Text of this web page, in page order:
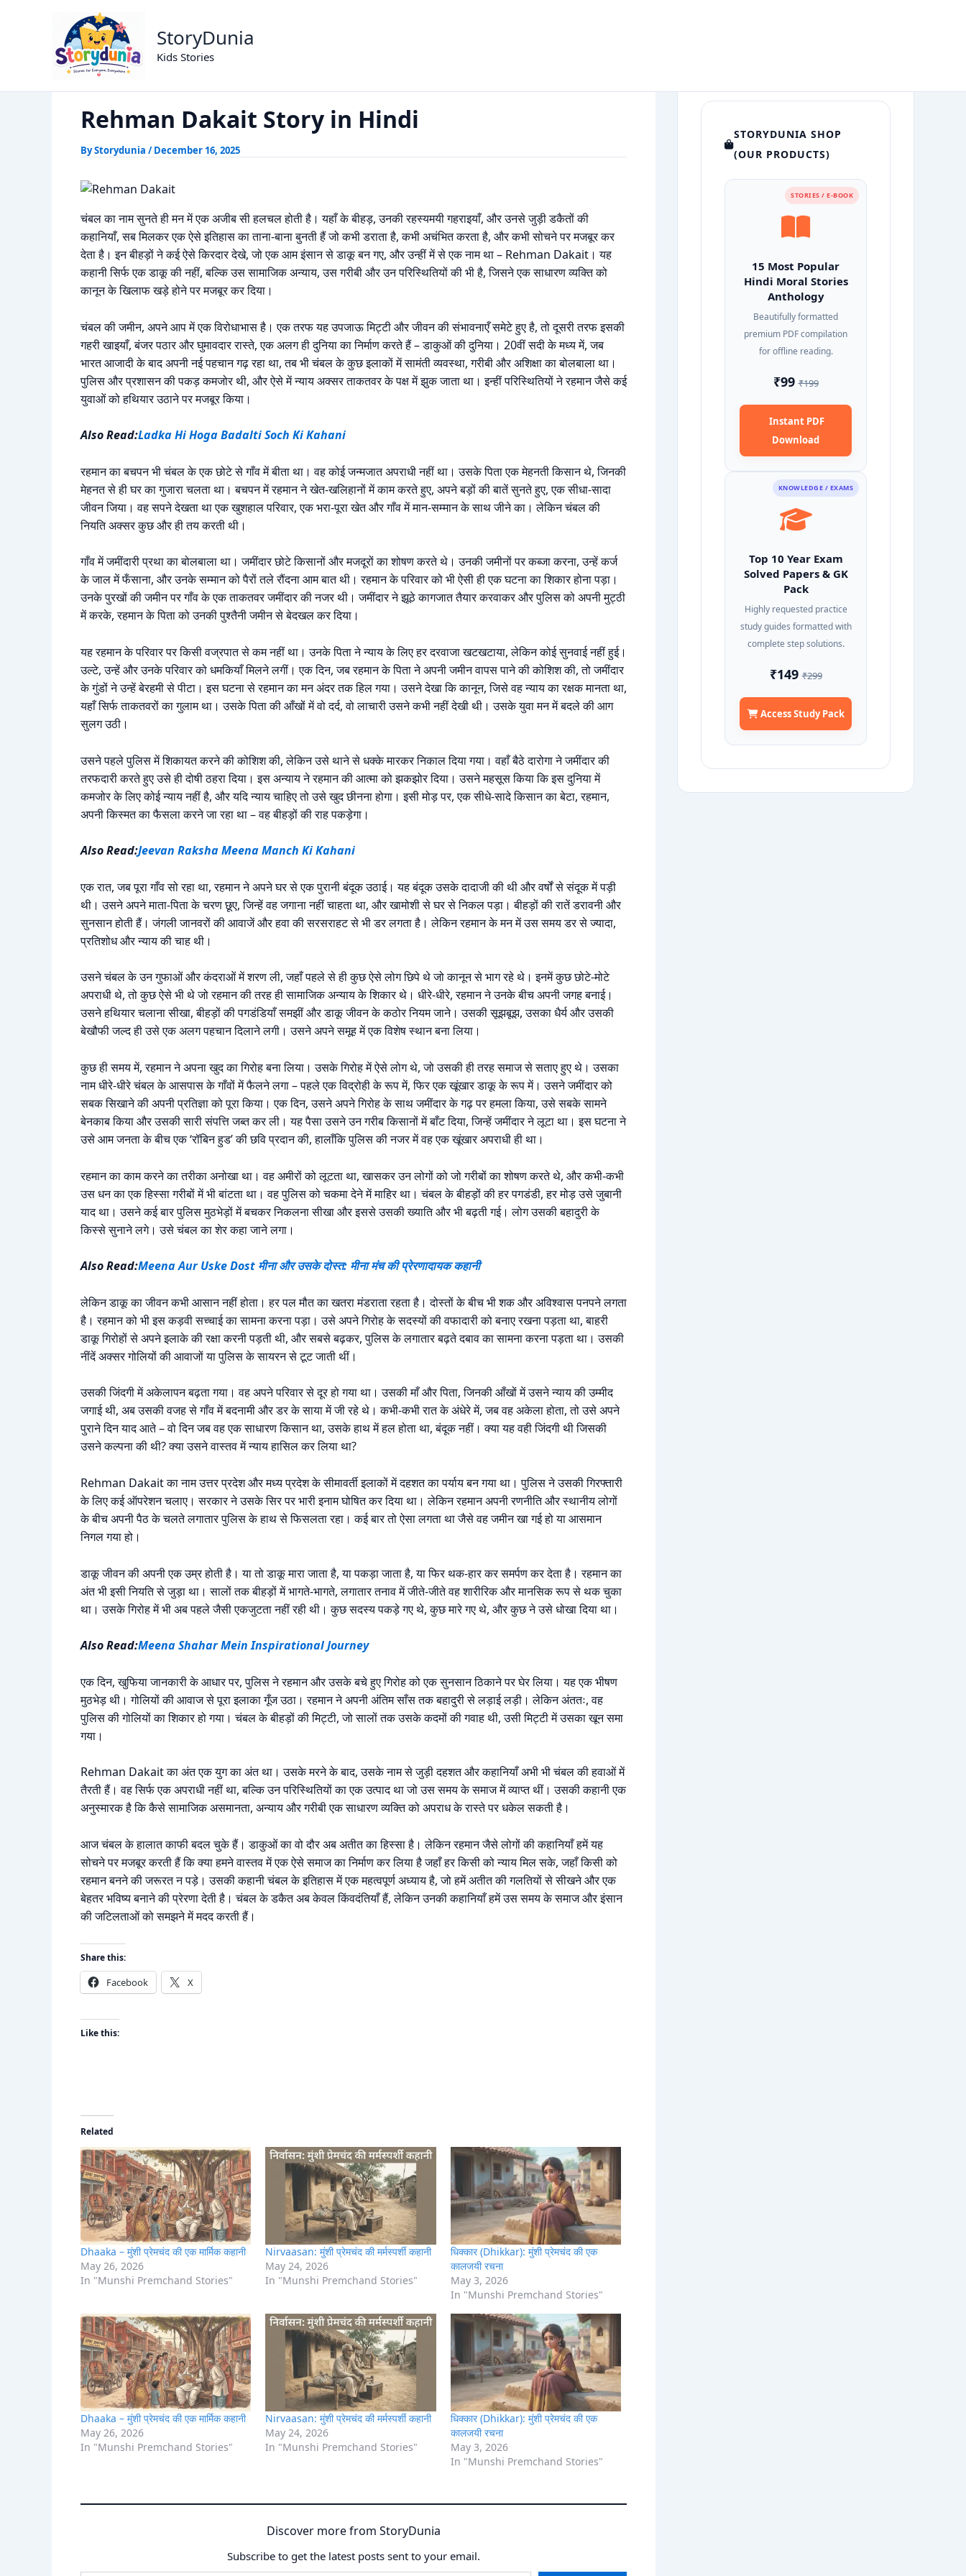
StoryDunia
Kids Stories
Home Dark Story
Rehman Dakait Story in Hindi
ByStorydunia /December 16, 2025
चंबल का नाम सुनते ही मन में एक अजीब सी हलचल होती है। यहाँ के बीहड़, उनकी रहस्यमयी गहराइयाँ, और उनसे जुड़ी डकैतों की
कहानियाँ, सब मिलकर एक ऐसे इतिहास का ताना-बाना बुनती हैं जो कभी डराता है, कभी अचंभित करता है, और कभी सोचने पर मजबूर कर
देता है। इन बीहड़ों ने कई ऐसे किरदार देखे, जो एक आम इंसान से डाकू बन गए, और उन्हीं में से एक नाम था – Rehman Dakait। यह
कहानी सिर्फ एक डाकू की नहीं, बल्कि उस सामाजिक अन्याय, उस गरीबी और उन परिस्थितियों की भी है, जिसने एक साधारण व्यक्ति को
कानून के खिलाफ खड़े होने पर मजबूर कर दिया।
चंबल की जमीन, अपने आप में एक विरोधाभास है। एक तरफ यह उपजाऊ मिट्टी और जीवन की संभावनाएँ समेटे हुए है, तो दूसरी तरफ इसकी
गहरी खाइयाँ, बंजर पठार और घुमावदार रास्ते, एक अलग ही दुनिया का निर्माण करते हैं – डाकुओं की दुनिया। 20वीं सदी के मध्य में, जब
भारत आजादी के बाद अपनी नई पहचान गढ़ रहा था, तब भी चंबल के कुछ इलाकों में सामंती व्यवस्था, गरीबी और अशिक्षा का बोलबाला था।
पुलिस और प्रशासन की पकड़ कमजोर थी, और ऐसे में न्याय अक्सर ताकतवर के पक्ष में झुक जाता था। इन्हीं परिस्थितियों ने रहमान जैसे कई
युवाओं को हथियार उठाने पर मजबूर किया।
Also Read:Ladka Hi Hoga Badalti Soch Ki Kahani
रहमान का बचपन भी चंबल के एक छोटे से गाँव में बीता था। वह कोई जन्मजात अपराधी नहीं था। उसके पिता एक मेहनती किसान थे, जिनकी
मेहनत से ही घर का गुजारा चलता था। बचपन में रहमान ने खेत-खलिहानों में काम करते हुए, अपने बड़ों की बातें सुनते हुए, एक सीधा-सादा
जीवन जिया। वह सपने देखता था एक खुशहाल परिवार, एक भरा-पूरा खेत और गाँव में मान-सम्मान के साथ जीने का। लेकिन चंबल की
नियति अक्सर कुछ और ही तय करती थी।
गाँव में जमींदारी प्रथा का बोलबाला था। जमींदार छोटे किसानों और मजदूरों का शोषण करते थे। उनकी जमीनों पर कब्जा करना, उन्हें कर्ज
के जाल में फँसाना, और उनके सम्मान को पैरों तले रौंदना आम बात थी। रहमान के परिवार को भी ऐसी ही एक घटना का शिकार होना पड़ा।
उनके पुरखों की जमीन पर गाँव के एक ताकतवर जमींदार की नजर थी। जमींदार ने झूठे कागजात तैयार करवाकर और पुलिस को अपनी मुट्ठी
में करके, रहमान के पिता को उनकी पुश्तैनी जमीन से बेदखल कर दिया।
यह रहमान के परिवार पर किसी वज्रपात से कम नहीं था। उनके पिता ने न्याय के लिए हर दरवाजा खटखटाया, लेकिन कोई सुनवाई नहीं हुई।
उल्टे, उन्हें और उनके परिवार को धमकियाँ मिलने लगीं। एक दिन, जब रहमान के पिता ने अपनी जमीन वापस पाने की कोशिश की, तो जमींदार
के गुंडों ने उन्हें बेरहमी से पीटा। इस घटना से रहमान का मन अंदर तक हिल गया। उसने देखा कि कानून, जिसे वह न्याय का रक्षक मानता था,
यहाँ सिर्फ ताकतवरों का गुलाम था। उसके पिता की आँखों में वो दर्द, वो लाचारी उसने कभी नहीं देखी थी। उसके युवा मन में बदले की आग
सुलग उठी।
उसने पहले पुलिस में शिकायत करने की कोशिश की, लेकिन उसे थाने से धक्के मारकर निकाल दिया गया। वहाँ बैठे दारोगा ने जमींदार की
तरफदारी करते हुए उसे ही दोषी ठहरा दिया। इस अन्याय ने रहमान की आत्मा को झकझोर दिया। उसने महसूस किया कि इस दुनिया में
कमजोर के लिए कोई न्याय नहीं है, और यदि न्याय चाहिए तो उसे खुद छीनना होगा। इसी मोड़ पर, एक सीधे-सादे किसान का बेटा, रहमान,
अपनी किस्मत का फैसला करने जा रहा था – वह बीहड़ों की राह पकड़ेगा।
Also Read:Jeevan Raksha Meena Manch Ki Kahani
एक रात, जब पूरा गाँव सो रहा था, रहमान ने अपने घर से एक पुरानी बंदूक उठाई। यह बंदूक उसके दादाजी की थी और वर्षों से संदूक में पड़ी
थी। उसने अपने माता-पिता के चरण छूए, जिन्हें वह जगाना नहीं चाहता था, और खामोशी से घर से निकल पड़ा। बीहड़ों की रातें डरावनी और
सुनसान होती हैं। जंगली जानवरों की आवाजें और हवा की सरसराहट से भी डर लगता है। लेकिन रहमान के मन में उस समय डर से ज्यादा,
प्रतिशोध और न्याय की चाह थी।
उसने चंबल के उन गुफाओं और कंदराओं में शरण ली, जहाँ पहले से ही कुछ ऐसे लोग छिपे थे जो कानून से भाग रहे थे। इनमें कुछ छोटे-मोटे
अपराधी थे, तो कुछ ऐसे भी थे जो रहमान की तरह ही सामाजिक अन्याय के शिकार थे। धीरे-धीरे, रहमान ने उनके बीच अपनी जगह बनाई।
उसने हथियार चलाना सीखा, बीहड़ों की पगडंडियाँ समझीं और डाकू जीवन के कठोर नियम जाने। उसकी सूझबूझ, उसका धैर्य और उसकी
बेखौफी जल्द ही उसे एक अलग पहचान दिलाने लगी। उसने अपने समूह में एक विशेष स्थान बना लिया।
कुछ ही समय में, रहमान ने अपना खुद का गिरोह बना लिया। उसके गिरोह में ऐसे लोग थे, जो उसकी ही तरह समाज से सताए हुए थे। उसका
नाम धीरे-धीरे चंबल के आसपास के गाँवों में फैलने लगा – पहले एक विद्रोही के रूप में, फिर एक खूंखार डाकू के रूप में। उसने जमींदार को
सबक सिखाने की अपनी प्रतिज्ञा को पूरा किया। एक दिन, उसने अपने गिरोह के साथ जमींदार के गढ़ पर हमला किया, उसे सबके सामने
बेनकाब किया और उसकी सारी संपत्ति जब्त कर ली। यह पैसा उसने उन गरीब किसानों में बाँट दिया, जिन्हें जमींदार ने लूटा था। इस घटना ने
उसे आम जनता के बीच एक ‘रॉबिन हुड’ की छवि प्रदान की, हालाँकि पुलिस की नजर में वह एक खूंखार अपराधी ही था।
रहमान का काम करने का तरीका अनोखा था। वह अमीरों को लूटता था, खासकर उन लोगों को जो गरीबों का शोषण करते थे, और कभी-कभी
उस धन का एक हिस्सा गरीबों में भी बांटता था। वह पुलिस को चकमा देने में माहिर था। चंबल के बीहड़ों की हर पगडंडी, हर मोड़ उसे जुबानी
याद था। उसने कई बार पुलिस मुठभेड़ों में बचकर निकलना सीखा और इससे उसकी ख्याति और भी बढ़ती गई। लोग उसकी बहादुरी के
किस्से सुनाने लगे। उसे चंबल का शेर कहा जाने लगा।
Also Read:Meena Aur Uske Dost मीना और उसके दोस्त: मीना मंच की प्रेरणादायक कहानी
लेकिन डाकू का जीवन कभी आसान नहीं होता। हर पल मौत का खतरा मंडराता रहता है। दोस्तों के बीच भी शक और अविश्वास पनपने लगता
है। रहमान को भी इस कड़वी सच्चाई का सामना करना पड़ा। उसे अपने गिरोह के सदस्यों की वफादारी को बनाए रखना पड़ता था, बाहरी
डाकू गिरोहों से अपने इलाके की रक्षा करनी पड़ती थी, और सबसे बढ़कर, पुलिस के लगातार बढ़ते दबाव का सामना करना पड़ता था। उसकी
नींदें अक्सर गोलियों की आवाजों या पुलिस के सायरन से टूट जाती थीं।
उसकी जिंदगी में अकेलापन बढ़ता गया। वह अपने परिवार से दूर हो गया था। उसकी माँ और पिता, जिनकी आँखों में उसने न्याय की उम्मीद
जगाई थी, अब उसकी वजह से गाँव में बदनामी और डर के साया में जी रहे थे। कभी-कभी रात के अंधेरे में, जब वह अकेला होता, तो उसे अपने
पुराने दिन याद आते – वो दिन जब वह एक साधारण किसान था, उसके हाथ में हल होता था, बंदूक नहीं। क्या यह वही जिंदगी थी जिसकी
उसने कल्पना की थी? क्या उसने वास्तव में न्याय हासिल कर लिया था?
Rehman Dakait का नाम उत्तर प्रदेश और मध्य प्रदेश के सीमावर्ती इलाकों में दहशत का पर्याय बन गया था। पुलिस ने उसकी गिरफ्तारी
के लिए कई ऑपरेशन चलाए। सरकार ने उसके सिर पर भारी इनाम घोषित कर दिया था। लेकिन रहमान अपनी रणनीति और स्थानीय लोगों
के बीच अपनी पैठ के चलते लगातार पुलिस के हाथ से फिसलता रहा। कई बार तो ऐसा लगता था जैसे वह जमीन खा गई हो या आसमान
निगल गया हो।
डाकू जीवन की अपनी एक उम्र होती है। या तो डाकू मारा जाता है, या पकड़ा जाता है, या फिर थक-हार कर समर्पण कर देता है। रहमान का
अंत भी इसी नियति से जुड़ा था। सालों तक बीहड़ों में भागते-भागते, लगातार तनाव में जीते-जीते वह शारीरिक और मानसिक रूप से थक चुका
था। उसके गिरोह में भी अब पहले जैसी एकजुटता नहीं रही थी। कुछ सदस्य पकड़े गए थे, कुछ मारे गए थे, और कुछ ने उसे धोखा दिया था।
Also Read:Meena Shahar Mein Inspirational Journey
एक दिन, खुफिया जानकारी के आधार पर, पुलिस ने रहमान और उसके बचे हुए गिरोह को एक सुनसान ठिकाने पर घेर लिया। यह एक भीषण
मुठभेड़ थी। गोलियों की आवाज से पूरा इलाका गूँज उठा। रहमान ने अपनी अंतिम साँस तक बहादुरी से लड़ाई लड़ी। लेकिन अंततः, वह
पुलिस की गोलियों का शिकार हो गया। चंबल के बीहड़ों की मिट्टी, जो सालों तक उसके कदमों की गवाह थी, उसी मिट्टी में उसका खून समा
गया।
Rehman Dakait का अंत एक युग का अंत था। उसके मरने के बाद, उसके नाम से जुड़ी दहशत और कहानियाँ अभी भी चंबल की हवाओं में
तैरती हैं। वह सिर्फ एक अपराधी नहीं था, बल्कि उन परिस्थितियों का एक उत्पाद था जो उस समय के समाज में व्याप्त थीं। उसकी कहानी एक
अनुस्मारक है कि कैसे सामाजिक असमानता, अन्याय और गरीबी एक साधारण व्यक्ति को अपराध के रास्ते पर धकेल सकती है।
आज चंबल के हालात काफी बदल चुके हैं। डाकुओं का वो दौर अब अतीत का हिस्सा है। लेकिन रहमान जैसे लोगों की कहानियाँ हमें यह
सोचने पर मजबूर करती हैं कि क्या हमने वास्तव में एक ऐसे समाज का निर्माण कर लिया है जहाँ हर किसी को न्याय मिल सके, जहाँ किसी को
रहमान बनने की जरूरत न पड़े। उसकी कहानी चंबल के इतिहास में एक महत्वपूर्ण अध्याय है, जो हमें अतीत की गलतियों से सीखने और एक
बेहतर भविष्य बनाने की प्रेरणा देती है। चंबल के डकैत अब केवल किंवदंतियाँ हैं, लेकिन उनकी कहानियाँ हमें उस समय के समाज और इंसान
की जटिलताओं को समझने में मदद करती हैं।
Share this:
Facebook X
Like this:
Related
Dhaaka – मुंशी प्रेमचंद की एक मार्मिक कहानी
May 26, 2026
In "Munshi Premchand Stories"
Nirvaasan: मुंशी प्रेमचंद की मर्मस्पर्शी कहानी
May 24, 2026
In "Munshi Premchand Stories"
धिक्कार (Dhikkar): मुंशी प्रेमचंद की एक
कालजयी रचना
May 3, 2026
In "Munshi Premchand Stories"
Dhaaka – मुंशी प्रेमचंद की एक मार्मिक कहानी
May 26, 2026
In "Munshi Premchand Stories"
Nirvaasan: मुंशी प्रेमचंद की मर्मस्पर्शी कहानी
May 24, 2026
In "Munshi Premchand Stories"
धिक्कार (Dhikkar): मुंशी प्रेमचंद की एक
कालजयी रचना
May 3, 2026
In "Munshi Premchand Stories"
Discover more from StoryDunia
Subscribe to get the latest posts sent to your email.
STORYDUNIA SHOP
(OUR PRODUCTS)
STORIES / E-BOOK
15 Most Popular
Hindi Moral Stories
Anthology
Beautifully formatted
premium PDF compilation
for offline reading.
₹99₹199
Instant PDF
Download
KNOWLEDGE / EXAMS
Top 10 Year Exam
Solved Papers & GK
Pack
Highly requested practice
study guides formatted with
complete step solutions.
₹149₹299
Access Study Pack